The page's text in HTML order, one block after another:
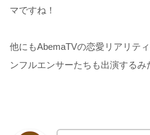
マですね！
他にもAbemaTVの恋愛リアリテ
ンフルエンサーたちも出演するみ